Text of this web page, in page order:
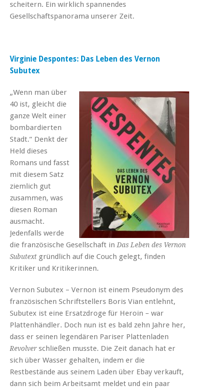
scheitern. Ein wirklich spannendes
Gesellschaftspanorama unserer Zeit.
Virginie Despontes: Das Leben des Vernon
Subutex
„Wenn man über
40 ist, gleicht die
ganze Welt einer
bombardierten
Stadt.“ Denkt der
Held dieses
Romans und fasst
mit diesem Satz
ziemlich gut
zusammen, was
diesen Roman
ausmacht.
Jedenfalls werde
die französische Gesellschaft in Das Leben des Vernon
Subutext gründlich auf die Couch gelegt, finden
Kritiker und Kritikerinnen.
Vernon Subutex – Vernon ist einem Pseudonym des
französischen Schriftstellers Boris Vian entlehnt,
Subutex ist eine Ersatzdroge für Heroin – war
Plattenhändler. Doch nun ist es bald zehn Jahre her,
dass er seinen legendären Pariser Plattenladen
Revolverschließen musste. Die Zeit danach hat er
sich über Wasser gehalten, indem er die
Restbestände aus seinem Laden über Ebay verkauft,
dann sich beim Arbeitsamt meldet und ein paar